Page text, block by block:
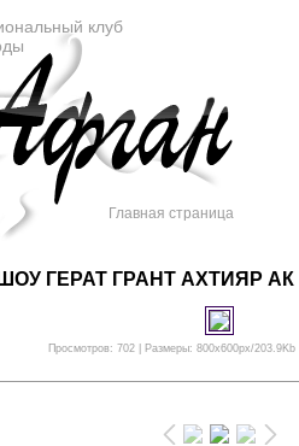
клуб
Главная страница
ШОУ ГЕРАТ ГРАНТ АХТИЯР
Просмотров: 702 | Размеры: 800x600px/203.9Kb